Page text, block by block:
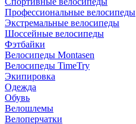
Профессиональные велосипеды
Экстремальные велосипеды
Шоссейные велосипеды
Фэтбайки
Велосипеды Montasen
Велосипеды TimeTry
Экипировка
Одежда
Обувь
Велошлемы
Велоперчатки